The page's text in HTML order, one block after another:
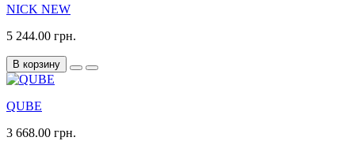
NICK NEW
5 244.00 грн.
В корзину
QUBE
3 668.00 грн.